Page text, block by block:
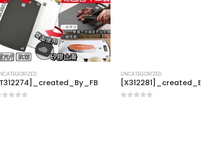
UNCATEGORIZED
[X312281]_created_By_FB